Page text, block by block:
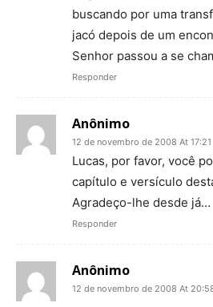
buscando por uma
jacó depois de um
Senhor passou a se
Responder
Anônimo
12 de novembro de 2008 At 17:21
Lucas, por favor, você
capítulo e versículo
Agradeço-lhe desde já…
Responder
Anônimo
12 de novembro de 2008 At